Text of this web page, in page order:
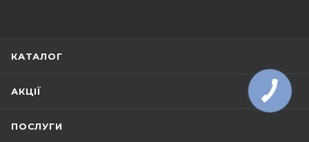
КАТАЛОГ
АКЦІЇ
ПОСЛУГИ